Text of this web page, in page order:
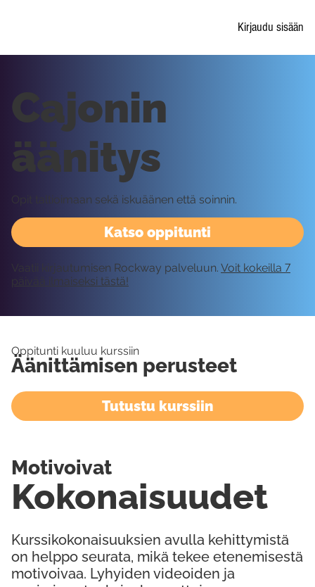
Kirjaudu sisään
Katso oppitunti
Cajonin
äänitys
Opit taltioimaan sekä iskuäänen että soinnin.
Vaatii kirjautumisen Rockway palveluun. Voit kokeilla 7
päivää ilmaiseksi tästä!
Oppitunti kuuluu kurssiin
Äänittämisen perusteet
Tutustu kurssiin
Kurssikokonaisuuksien avulla kehittymistä
on helppo seurata, mikä tekee etenemisestä
motivoivaa. Lyhyiden videoiden ja
Kokonaisuudet
Motivoivat